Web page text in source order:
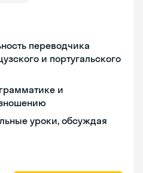
переводчика
и португальского
и
уроки, обсуждая